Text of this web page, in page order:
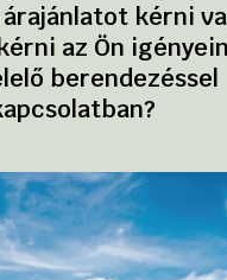
kérni
az Ön
berendezéssel